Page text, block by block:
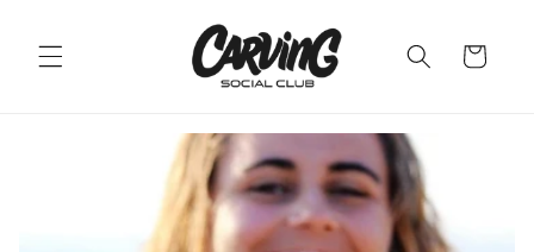
al contenido
Carrito